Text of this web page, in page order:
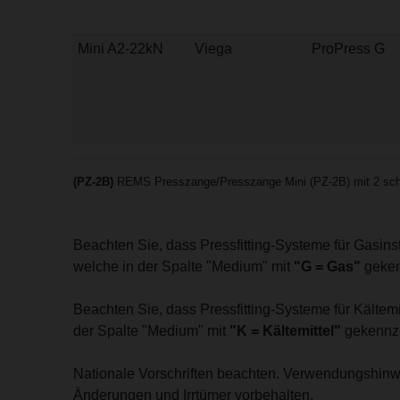
Mini A2-22kN Viega ProPress G
(PZ-2B) REMS Presszange/Presszange Mini (PZ-2B) mit 2
Beachten Sie, dass Pressfitting-Systeme für
welche in der Spalte "Medium" mit "G = Gas"
Beachten Sie, dass Pressfitting-Systeme für
der Spalte "Medium" mit "K = Kältemittel"
Nationale Vorschriften beachten.
Änderungen und Irrtümer vorbehalten.